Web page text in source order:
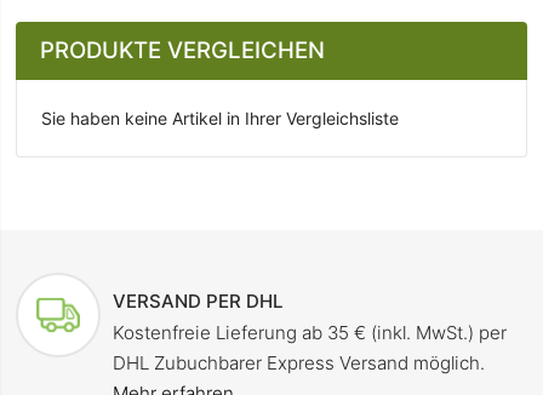
PRODUKTE VERGLEICHEN
Sie haben keine Artikel in Ihrer Vergleichsliste
VERSAND PER DHL
Kostenfreie Lieferung ab 35 € (inkl. MwSt.) per
DHL Zubuchbarer Express Versand möglich.